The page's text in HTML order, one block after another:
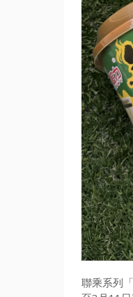
聯乘系列